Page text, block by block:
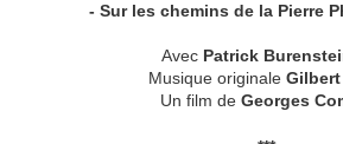
- Sur les chemins de la Pierre
Avec Patrick
Musique originale
Un film de Georges